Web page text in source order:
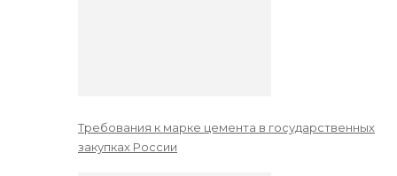
Требования к марке цемента в государственных
закупках России